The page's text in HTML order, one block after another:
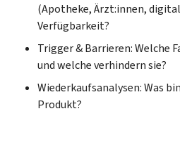
(Apotheke, Ärzt:innen,
Verfügbarkeit?
Trigger & Barrieren: Welche
und welche verhindern sie?
Wiederkaufsanalysen: Was
Produkt?